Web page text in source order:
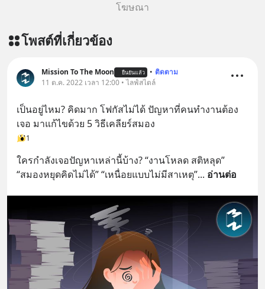
โฆษณา
โพสต์ที่เกี่ยวข้อง
Mission To The Moon ยืนยันแล้ว • ติดตาม
11 ต.ค. 2022 เวลา 12:00 • ไลฟ์สไตล์
เป็นอยู่ไหม? คิดมาก โฟกัสไม่ได้ ปัญหาที่คนทำงานต้อง
เจอ มาแก้ไขด้วย 5 วิธีเคลียร์สมอง
1
ใครกำลังเจอปัญหาเหล่านี้บ้าง? “งานโหลด สติหลุด”
“สมองหยุดคิดไม่ได้” “เหนื่อยแบบไม่มีสาเหตุ”... อ่านต่อ